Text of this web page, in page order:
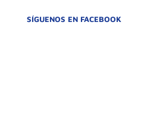
SÍGUENOS EN FACEBOOK